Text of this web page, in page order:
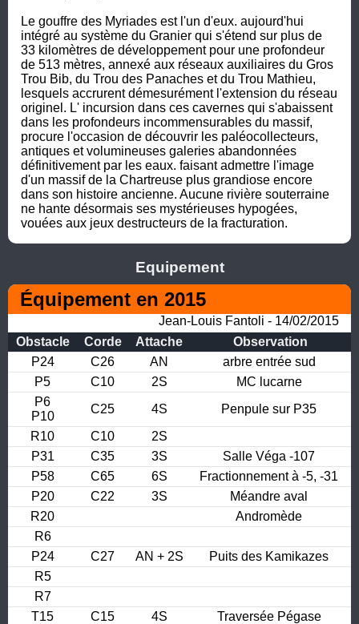
Le gouffre des Myriades est l'un d'eux. aujourd'hui
intégré au système du Granier qui s'étend sur plus de
33 kilomètres de développement pour une profondeur
de 513 mètres, annexé aux réseaux auxiliaires du Gros
Trou Bib, du Trou des Panaches et du Trou Mathieu,
lesquels accrurent démesurément l'extension du réseau
originel. L' incursion dans ces cavernes qui s'abaissent
dans les profondeurs incommensurables du massif,
procure l'occasion de découvrir les paléocollecteurs,
antiques et volumineuses galeries abandonnées
définitivement par les eaux. faisant admettre l'image
d'un massif de la Chartreuse plus grandiose encore
dans son histoire ancienne. Aucune rivière souterraine
ne hante désormais ses mystérieuses hypogées,
vouées aux jeux destructeurs de la fracturation.
Equipement
Équipement en 2015
Jean-Louis Fantoli - 14/02/2015
Obstacle
Corde Attache
Observation
P24
C26 AN
arbre entrée sud
P5
C10 2S
MC lucarne
P6
P10
C25 4S
Penpule sur P35
R10
C10
2S
P31
C35 3S
Salle Véga -107
P58
C65 6S
Fractionnement à -5, -31
P20
C22 3S
Méandre aval
R20
Andromède
R6
P24
C27 AN + 2S
Puits des Kamikazes
R5
R7
T15
C15 4S
Traversée Pégase